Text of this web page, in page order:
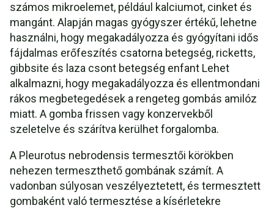
számos mikroelemet, például kalciumot, cinket és
mangánt. Alapján magas gyógyszer értékű, lehetne
használni, hogy megakadályozza és gyógyítani idős
fájdalmas erőfeszítés csatorna betegség, ricketts,
gibbsite és laza csont betegség enfant Lehet
alkalmazni, hogy megakadályozza és ellentmondani
rákos megbetegedések a rengeteg gombás amilóz
miatt. A gomba frissen vagy konzervekből
szeletelve és szárítva kerülhet forgalomba.
A Pleurotus nebrodensis termesztői körökben
nehezen termeszthető gombának számít. A
vadonban súlyosan veszélyeztetett, és termesztett
gombaként való termesztése a kísérletekre